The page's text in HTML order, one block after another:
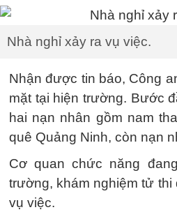
Nhà nghỉ xảy ra vụ việc.
Nhận được tin báo, Công
mặt tại hiện trường. Bước
hai nạn nhân gồm nam
quê Quảng Ninh, còn nạn
Cơ quan chức năng
trường, khám nghiệm tử thi
vụ việc.